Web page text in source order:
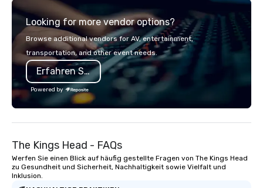
shuttles, and private
Why Event Planners
Diverse Fleet: Sedans
profile events
Custom wraps &
Rehearsal Dinners
Festivals Sports
Looking for more vendor options?
Browse additional vendors for AV, entertainment,
transportation, and other event needs.
Erfahren Sie mehr
Powered by
The Kings Head - FAQs
Werfen Sie einen Blick auf häufig gestellte Fragen von The Kings Head
zu Gesundheit und Sicherheit, Nachhaltigkeit sowie Vielfalt und
Inklusion.